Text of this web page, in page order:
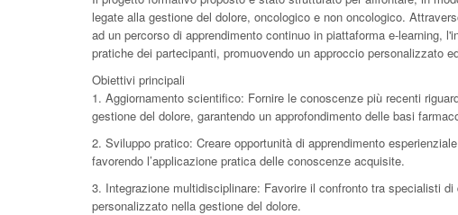
legate alla gestione del dolore, oncologico e non oncologico.
ad un percorso di apprendimento continuo in piattaforma e-learning,
pratiche dei partecipanti, promuovendo un approccio personalizzato
Obiettivi principali
1. Aggiornamento scientifico: Fornire le conoscenze più recenti
gestione del dolore, garantendo un approfondimento delle basi
2. Sviluppo pratico: Creare opportunità di apprendimento
favorendo l’applicazione pratica delle conoscenze acquisite.
3. Integrazione multidisciplinare: Favorire il confronto tra specialisti
personalizzato nella gestione del dolore.